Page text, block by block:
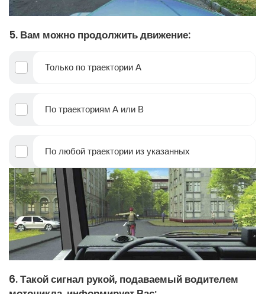
5. Вам можно продолжить движение:
Только по траектории А
По траекториям А или В
По любой траектории из указанных
6. Такой сигнал рукой, подаваемый водителем